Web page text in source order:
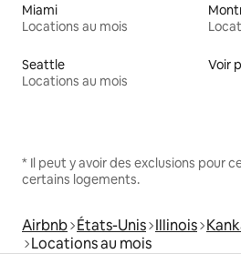
Miami
Locations au mois
Seattle
Locations au mois
Voir
* Il peut y avoir des exclusions pour
certains logements.
Airbnb États-Unis Illinois
Locations au mois